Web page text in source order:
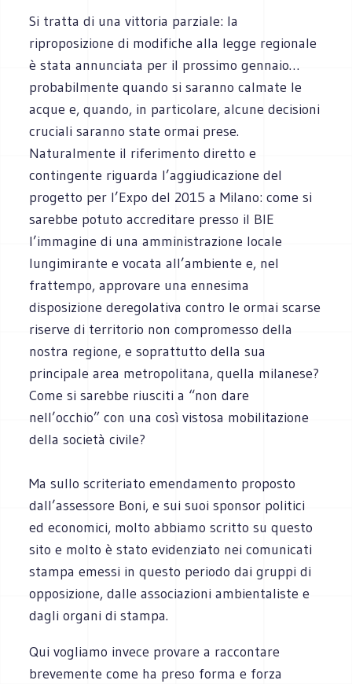
Si tratta di una vittoria parziale: la
riproposizione di modifiche alla legge regionale
è stata annunciata per il prossimo gennaio…
probabilmente quando si saranno calmate le
acque e, quando, in particolare, alcune decisioni
cruciali saranno state ormai prese.
Naturalmente il riferimento diretto e
contingente riguarda l’aggiudicazione del
progetto per l’Expo del 2015 a Milano: come si
sarebbe potuto accreditare presso il BIE
l’immagine di una amministrazione locale
lungimirante e vocata all’ambiente e, nel
frattempo, approvare una ennesima
disposizione deregolativa contro le ormai scarse
riserve di territorio non compromesso della
nostra regione, e soprattutto della sua
principale area metropolitana, quella milanese?
Come si sarebbe riusciti a “non dare
nell’occhio” con una così vistosa mobilitazione
della società civile?
Ma sullo scriteriato emendamento proposto
dall’assessore Boni, e sui suoi sponsor politici
ed economici, molto abbiamo scritto su questo
sito e molto è stato evidenziato nei comunicati
stampa emessi in questo periodo dai gruppi di
opposizione, dalle associazioni ambientaliste e
dagli organi di stampa.
Qui vogliamo invece provare a raccontare
brevemente come ha preso forma e forza